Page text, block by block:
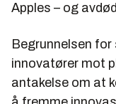
Apples – og
Begrunnelsen
innovatører mot
antakelse om at